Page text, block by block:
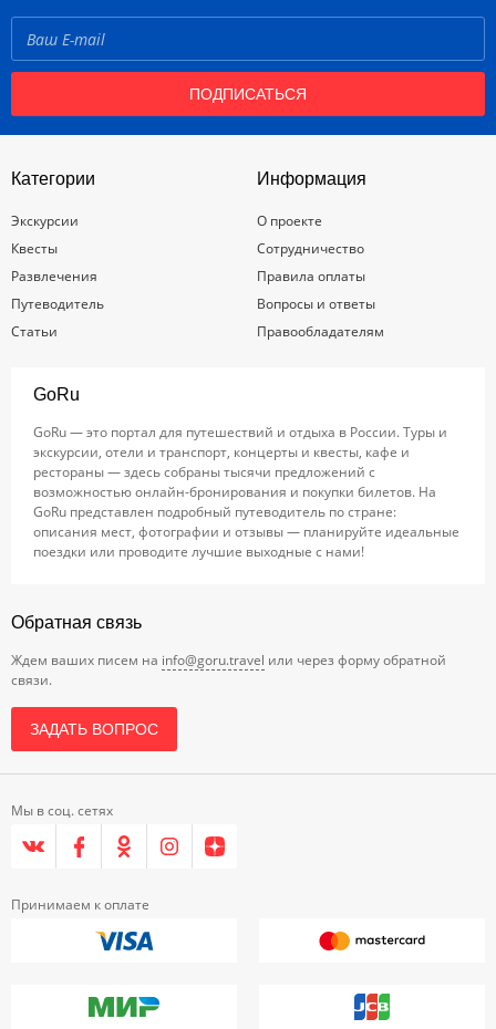
ПОДПИСАТЬСЯ
Категории
Экскурсии
Квесты
Развлечения
Путеводитель
Статьи
Информация
О проекте
Сотрудничество
Правила оплаты
Вопросы и ответы
Правообладателям
GoRu
GoRu — это портал для путешествий и отдыха в России. Туры и
экскурсии, отели и транспорт, концерты и квесты, кафе и
рестораны — здесь собраны тысячи предложений с
возможностью онлайн-бронирования и покупки билетов. На
GoRu представлен подробный путеводитель по стране:
описания мест, фотографии и отзывы — планируйте идеальные
поездки или проводите лучшие выходные с нами!
Обратная связь
Ждем ваших писем на info@goru.travel или через форму обратной
связи.
ЗАДАТЬ ВОПРОС
Мы в соц. сетях
Принимаем к оплате